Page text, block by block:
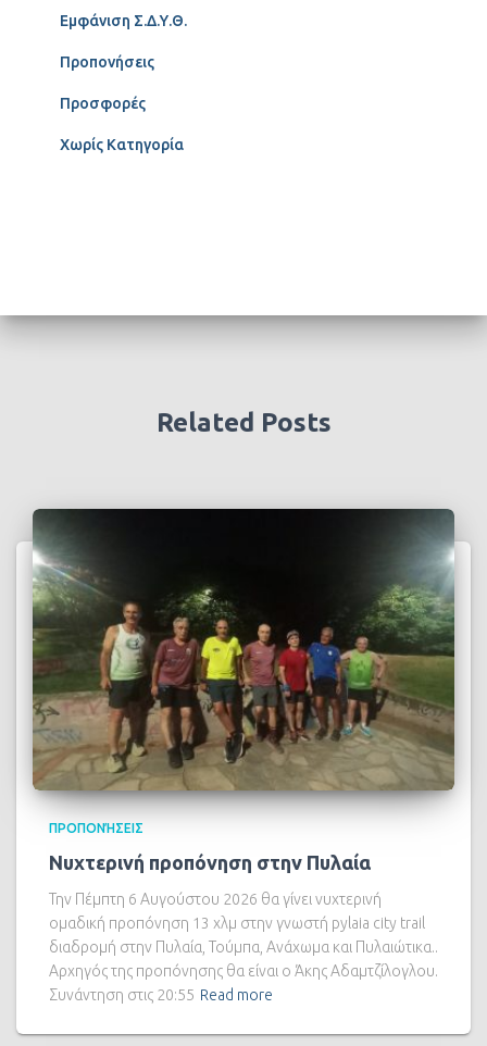
Εμφάνιση Σ.Δ.Υ.Θ.
Προπονήσεις
Προσφορές
Χωρίς Κατηγορία
Related Posts
ΠΡΟΠΟΝΉΣΕΙΣ
Νυχτερινή προπόνηση στην Πυλαία
Την Πέμπτη 6 Αυγούστου 2026 θα γίνει νυχτερινή
ομαδική προπόνηση 13 χλμ στην γνωστή pylaia city trail
διαδρομή στην Πυλαία, Τούμπα, Ανάχωμα και Πυλαιώτικα..
Αρχηγός της προπόνησης θα είναι ο Άκης Αδαμτζίλογλου.
Συνάντηση στις 20:55 Read more